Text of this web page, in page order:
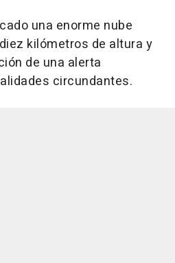
una enorme nube
kilómetros de altura y
de una alerta
circundantes.